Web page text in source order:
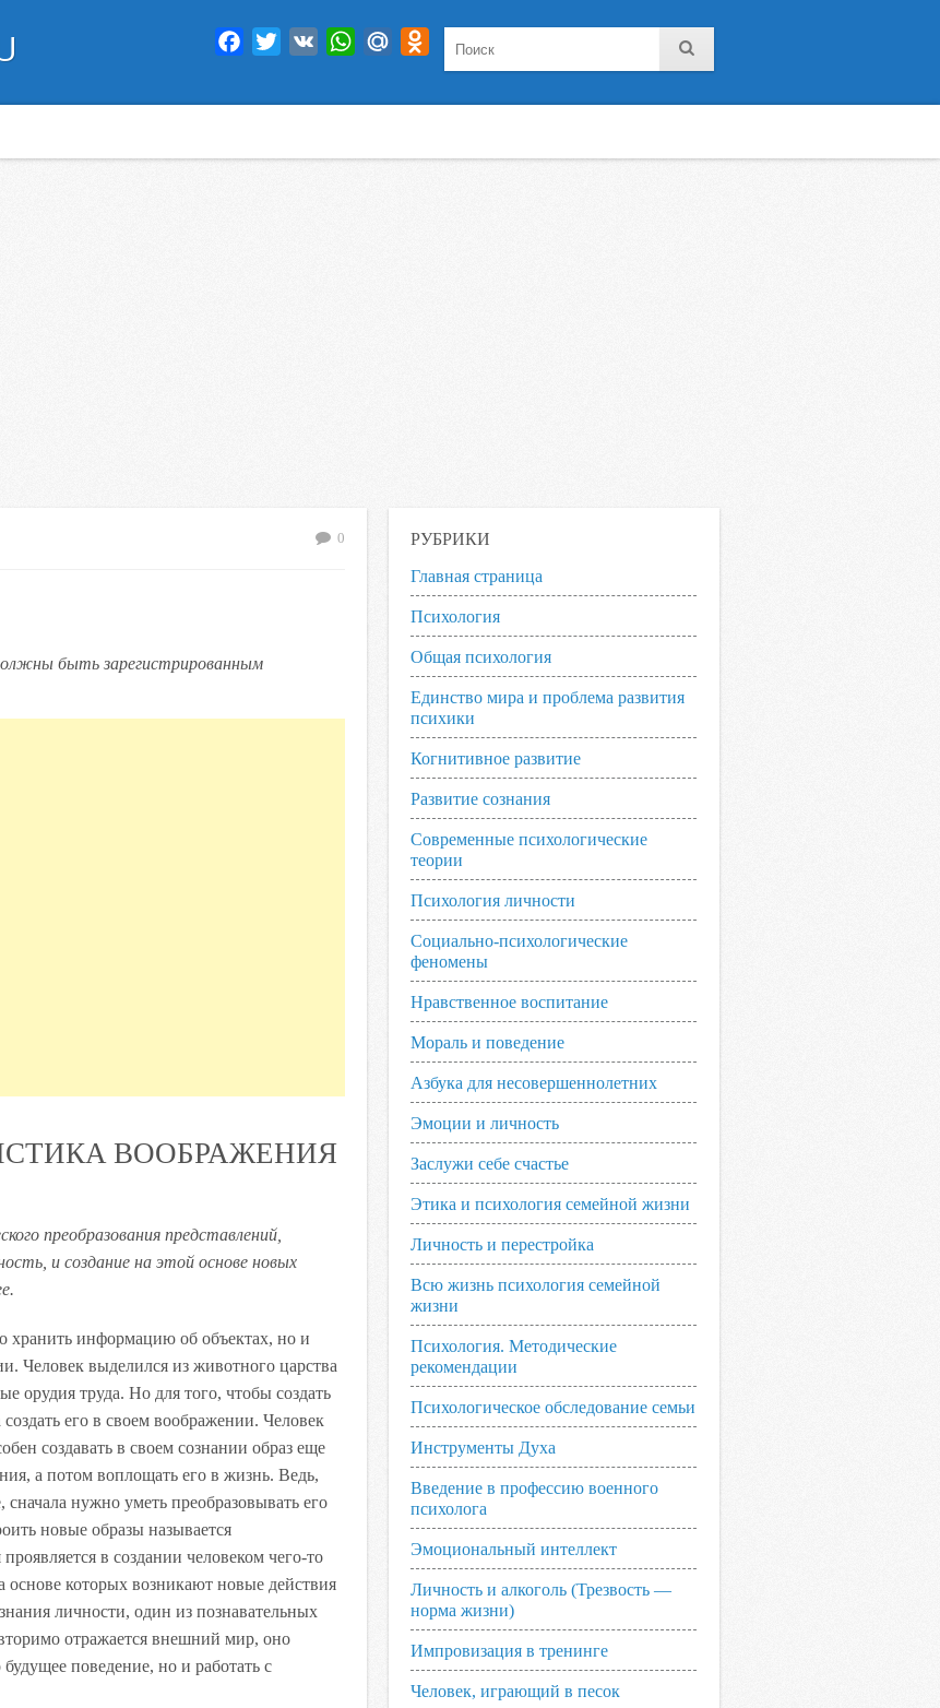
Facebook
Twitter VK WhatsAppMail.RuOdnoklassniki
0
быть зарегистрированным
ВООБРАЖЕНИЯ
преобразования представлений,
и создание на этой основе новых
хранить информацию об объектах, но и
Человек выделился из животного царства
орудия труда. Но для того, чтобы создать
его в своем воображении. Человек
создавать в своем сознании образ еще
а потом воплощать его в жизнь. Ведь,
нужно уметь преобразовывать его
новые образы называется
в создании человеком чего-то
которых возникают новые действия
личности, один из познавательных
отражается внешний мир, оно
поведение, но и работать с
РУБРИКИ
Главная страница
Психология
Общая психология
Единство мира и проблема развития
психики
Когнитивное развитие
Развитие сознания
Современные психологические
теории
Психология личности
Социально-психологические
феномены
Нравственное воспитание
Мораль и поведение
Азбука для несовершеннолетних
Эмоции и личность
Заслужи себе счастье
Этика и психология семейной жизни
Личность и перестройка
Всю жизнь психология семейной
жизни
Психология. Методические
рекомендации
Психологическое обследование семьи
Инструменты Духа
Введение в профессию военного
психолога
Эмоциональный интеллект
Личность и алкоголь (Трезвость —
норма жизни)
Импровизация в тренинге
Человек, играющий в песок